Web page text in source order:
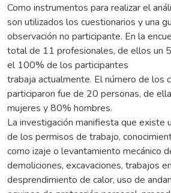
Como instrumentos para realizar el
son utilizados los cuestionarios y una
observación no participante. En la
total de 11 profesionales, de ellos un
el 100% de los participantes
trabaja actualmente. El número de los
participaron fue de 20 personas, de
mujeres y 80% hombres.
La investigación manifiesta que existe
de los permisos de trabajo,
como izaje o levantamiento mecánico
demoliciones, excavaciones, trabajos
desprendimiento de calor, uso de